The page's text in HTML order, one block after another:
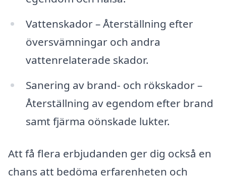
Vattenskador – Återställning efter
översvämningar och andra
vattenrelaterade skador.
Sanering av brand- och rökskador –
Återställning av egendom efter brand
samt fjärma oönskade lukter.
Att få flera erbjudanden ger dig också en
chans att bedöma erfarenheten och